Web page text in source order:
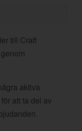
till Craft
aktiva
att ta del av